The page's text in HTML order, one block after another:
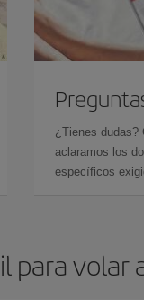
¿Tienes dudas?
aclaramos los
específicos
para volar